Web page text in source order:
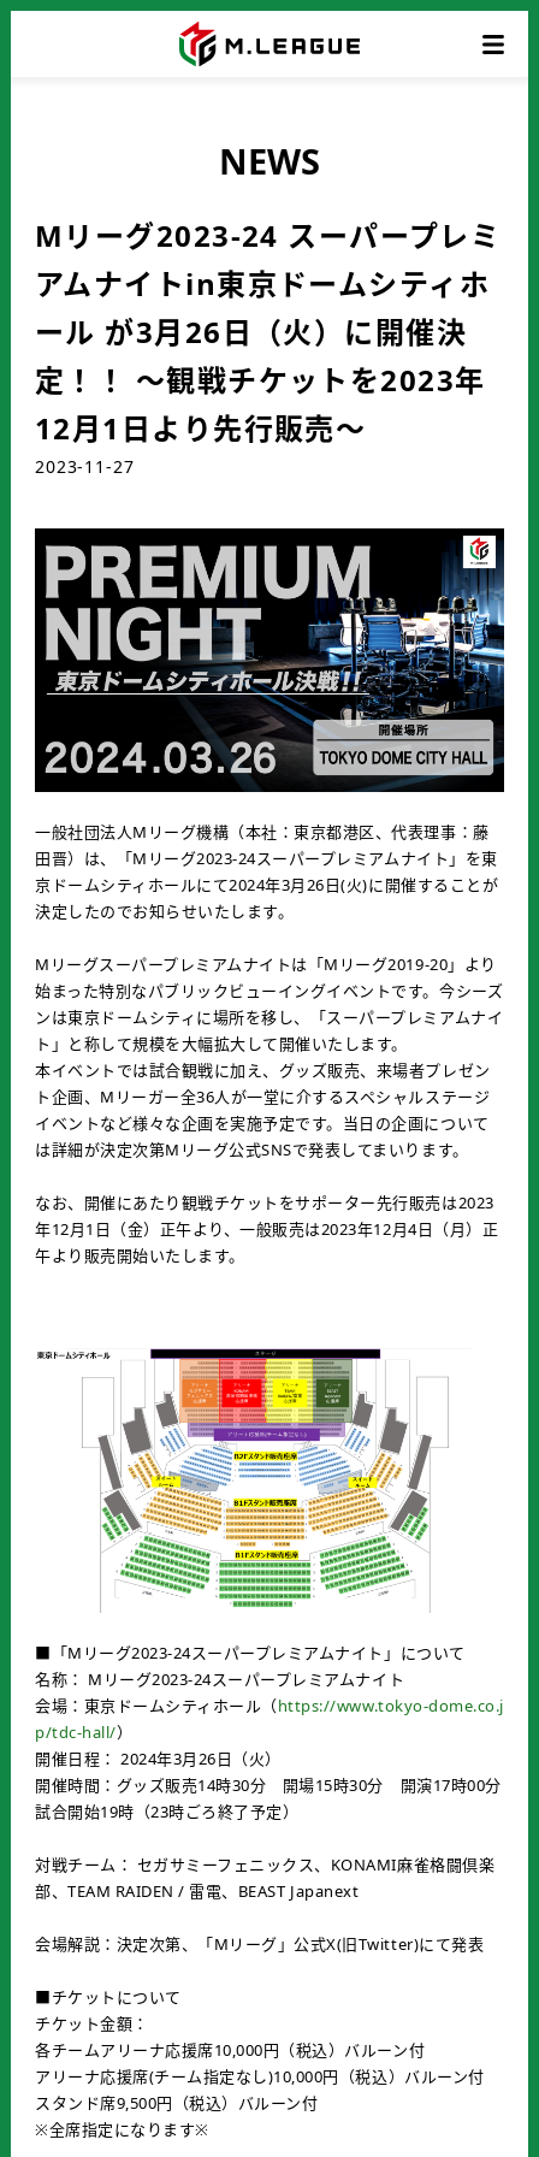
NEWS
Mリーグ2023-24 スーパープレミ
アムナイトin東京ドームシティホ
ール が3月26日（火）に開催決
定！！ ～観戦チケットを2023年
12月1日より先行販売～
2023-11-27
一般社団法人Mリーグ機構（本社：東京都港区、代表理事：藤
田晋）は、「Mリーグ2023-24スーパープレミアムナイト」を東
京ドームシティホールにて2024年3月26日(火)に開催することが
決定したのでお知らせいたします。
Mリーグスーパープレミアムナイトは「Mリーグ2019-20」より
始まった特別なパブリックビューイングイベントです。今シーズ
ンは東京ドームシティに場所を移し、「スーパープレミアムナイ
ト」と称して規模を大幅拡大して開催いたします。
本イベントでは試合観戦に加え、グッズ販売、来場者プレゼン
ト企画、Mリーガー全36人が一堂に介するスペシャルステージ
イベントなど様々な企画を実施予定です。当日の企画について
は詳細が決定次第Mリーグ公式SNSで発表してまいります。
なお、開催にあたり観戦チケットをサポーター先行販売は2023
年12月1日（金）正午より、一般販売は2023年12月4日（月）正
午より販売開始いたします。
■「Mリーグ2023-24スーパープレミアムナイト」について
名称： Mリーグ2023-24スーパープレミアムナイト
会場：東京ドームシティホール（https://www.tokyo-dome.co.j
p/tdc-hall/）
開催日程： 2024年3月26日（火）
開催時間：グッズ販売14時30分 開場15時30分 開演17時00分
試合開始19時（23時ごろ終了予定）
対戦チーム： セガサミーフェニックス、KONAMI麻雀格闘倶楽
部、TEAM RAIDEN / 雷電、BEAST Japanext
会場解説：決定次第、「Mリーグ」公式X(旧Twitter)にて発表
■チケットについて
チケット金額：
各チームアリーナ応援席10,000円（税込）バルーン付
アリーナ応援席(チーム指定なし)10,000円（税込）バルーン付
スタンド席9,500円（税込）バルーン付
※全席指定になります※